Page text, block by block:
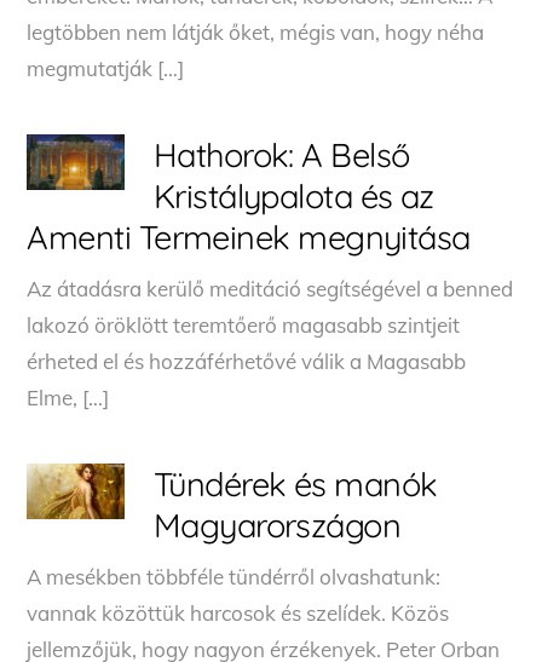
legtöbben nem látják őket, mégis van, hogy néha
megmutatják […]
Hathorok: A Belső
Kristálypalota és az
Amenti Termeinek megnyitása
Az átadásra kerülő meditáció segítségével a benned
lakozó öröklött teremtőerő magasabb szintjeit
érheted el és hozzáférhetővé válik a Magasabb
Elme, […]
Tündérek és manók
Magyarországon
A mesékben többféle tündérről olvashatunk:
vannak közöttük harcosok és szelídek. Közös
jellemzőjük, hogy nagyon érzékenyek. Peter Orban